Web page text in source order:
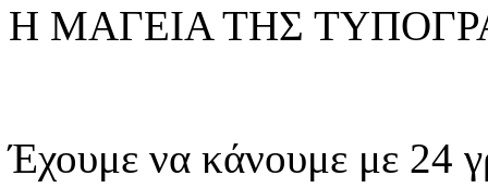
Η ΜΑΓΕΙΑ ΤΗΣ
Έχουμε να κάνουμε με 24